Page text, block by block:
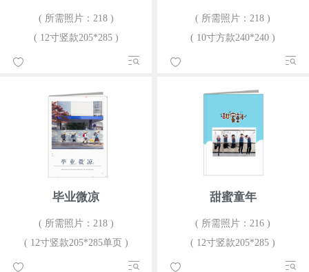
( 所需照片：218 )
( 12寸竖款205*285 )
( 所需照片：218 )
( 10寸方款240*240 )
毕业微凉
( 所需照片：218 )
( 12寸竖款205*285单页 )
甜蜜童年
( 所需照片：216 )
( 12寸竖款205*285 )